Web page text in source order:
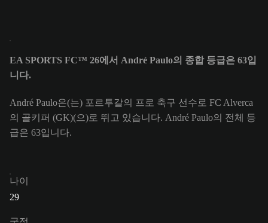
EA SPORTS FC™ 26에서 André Paulo의 종합 등급은 63입
니다.
André Paulo은(는) 포르투갈의 프로 축구 선수로 FC Alverca
의 골키퍼 (GK)(으)로 뛰고 있습니다. André Paulo의 전체 등
급은 63입니다.
나이
29